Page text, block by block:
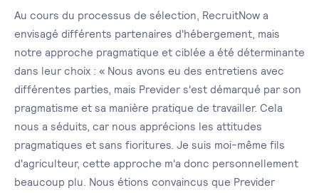
Au cours du processus de sélection, RecruitNow a
envisagé différents partenaires d'hébergement, mais
notre approche pragmatique et ciblée a été déterminante
dans leur choix : « Nous avons eu des entretiens avec
différentes parties, mais Previder s'est démarqué par son
pragmatisme et sa manière pratique de travailler. Cela
nous a séduits, car nous apprécions les attitudes
pragmatiques et sans fioritures. Je suis moi-même fils
d'agriculteur, cette approche m'a donc personnellement
beaucoup plu. Nous étions convaincus que Previder